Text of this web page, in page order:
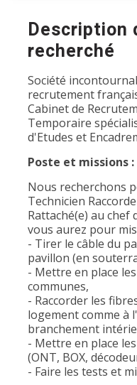
Description
recherché
Société
recrutement
Cabinet de
Temporaire
d'Etudes et
Poste et missions :
Nous recherchons
Technicien
Rattaché(e) au chef
vous aurez pour
- Tirer le câble du
pavillon (en
- Mettre en place
communes,
- Raccorder les
logement comme à
branchement
- Mettre en place
(ONT, BOX,
- Faire les tests et